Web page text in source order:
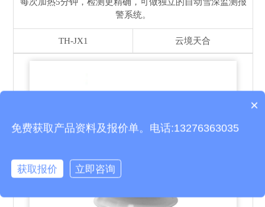
每次加热5分钟，检测更精确，可做独立的自动雪深监测报
警系统。
TH-JX1 云境天合
产品包含安装吗？
×
免费获取产品资料及报价单。电话:13276363035
获取报价 立即咨询